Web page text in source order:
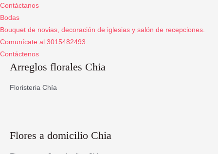
Contáctanos
Bodas
Bouquet de novias, decoración de iglesias y salón de recepciones.
Comunícate al 3015482493
Contáctenos
Arreglos florales Chia
Floristeria Chía
Flores a domicilio Chia